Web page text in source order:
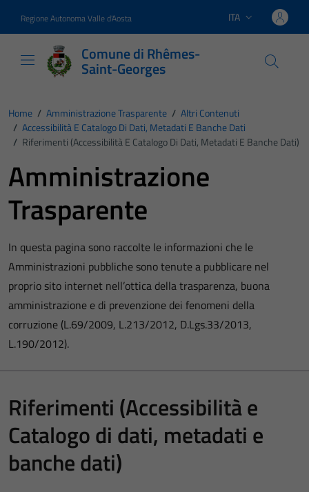
Regione Autonoma Valle d'Aosta Lingua attiva:
ITA
Comune di Rhêmes-
Saint-Georges
Home / Amministrazione Trasparente / Altri Contenuti
/ Accessibilità E Catalogo Di Dati, Metadati E Banche Dati
/ Riferimenti (Accessibilità E Catalogo Di Dati, Metadati E Banche Dati)
Amministrazione
Trasparente
In questa pagina sono raccolte le informazioni che le
Amministrazioni pubbliche sono tenute a pubblicare nel
proprio sito internet nell’ottica della trasparenza, buona
amministrazione e di prevenzione dei fenomeni della
corruzione (L.69/2009, L.213/2012, D.Lgs.33/2013,
L.190/2012).
Riferimenti (Accessibilità e
Catalogo di dati, metadati e
banche dati)